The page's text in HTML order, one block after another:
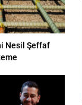
Nesil Şeffaf